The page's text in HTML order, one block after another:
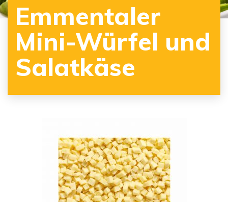
Emmentaler
Mini-Würfel und
Salatkäse